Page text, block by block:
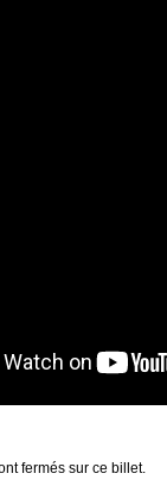
fermés sur ce billet.